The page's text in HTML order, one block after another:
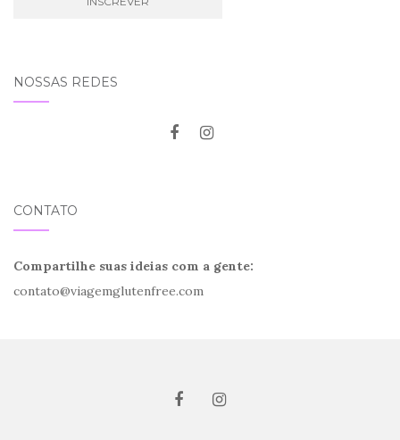
NOSSAS REDES
CONTATO
Compartilhe suas ideias com a gente:
contato@viagemglutenfree.com